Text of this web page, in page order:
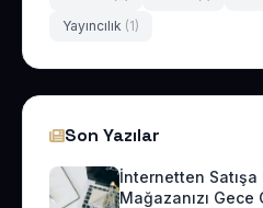
Yayıncılık (1)
Son Yazılar
İnternetten
Mağazanızı Gece